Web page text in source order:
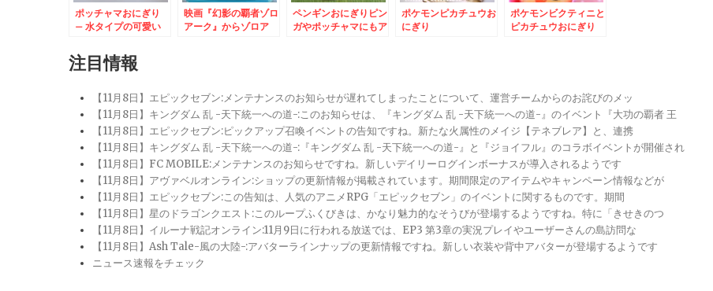
ポッチャマおにぎり
– 水タイプの可愛い
映画『幻影の覇者ゾロ
アーク』からゾロア
ペンギンおにぎりピン
ガやポッチャマにもア
ポケモンピカチュウお
にぎり
ポケモンビクティニと
ピカチュウおにぎり
注目情報
【11月8日】エピックセブン:メンテナンスのお知らせが遅れてしまったことについて、運営チームからのお詫びのメッ
【11月8日】キングダム 乱 -天下統一への道-:このお知らせは、『キングダム 乱 -天下統一への道-』のイベント『大功の覇者 王
【11月8日】エピックセブン:ピックアップ召喚イベントの告知ですね。新たな火属性のメイジ【テネブレア】と、連携
【11月8日】キングダム 乱 -天下統一への道-:『キングダム 乱 -天下統一への道-』と『ジョイフル』のコラボイベントが開催され
【11月8日】FC MOBILE:メンテナンスのお知らせですね。新しいデイリーログインボーナスが導入されるようです
【11月8日】アヴァベルオンライン:ショップの更新情報が掲載されています。期間限定のアイテムやキャンペーン情報などが
【11月8日】エピックセブン:この告知は、人気のアニメRPG「エピックセブン」のイベントに関するものです。期間
【11月8日】星のドラゴンクエスト:このループふくびきは、かなり魅力的なそうびが登場するようですね。特に「きせきのつ
【11月8日】イルーナ戦記オンライン:11月9日に行われる放送では、EP3 第3章の実況プレイやユーザーさんの島訪問な
【11月8日】Ash Tale-風の大陸-:アバターラインナップの更新情報ですね。新しい衣装や背中アバターが登場するようです
ニュース速報をチェック